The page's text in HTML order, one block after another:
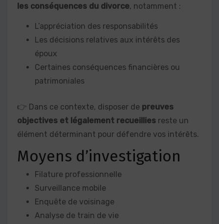
les conséquences du divorce, notamment :
L’appréciation des responsabilités
Les décisions relatives aux intérêts des
époux
Certaines conséquences financières ou
patrimoniales
👉 Dans ce contexte, disposer de preuves
objectives et légalement recueillies reste un
élément déterminant pour défendre vos intérêts.
Moyens d’investigation
Filature professionnelle
Surveillance mobile
Enquête de voisinage
Analyse de train de vie